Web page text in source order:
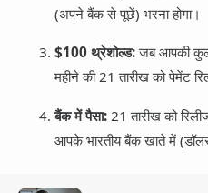
(अपने बैंक से पूछें) भरना होगा।
$100 थ्रेशोल्ड:जब आपकी कुल
महीने की 21 तारीख को पेमेंट
बैंक में पैसा:21 तारीख को
आपके भारतीय बैंक खाते में